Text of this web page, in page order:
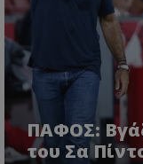
ΠΑΦΟΣ:
του Σα